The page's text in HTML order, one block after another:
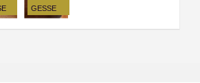
GESSE